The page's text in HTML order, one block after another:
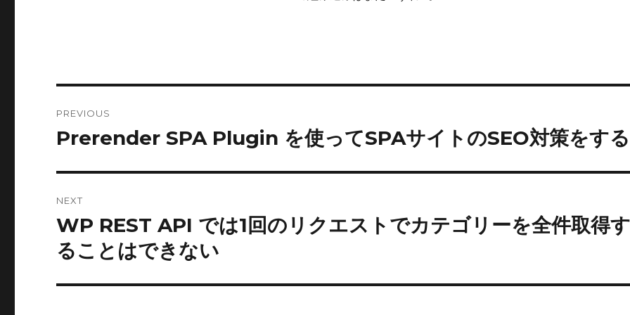
navigation
PREVIOUS
Previous
Prerender SPA Plugin を使ってSPAサイトのSEO対策をする
NEXT
Next
post:
WP REST API では1回のリクエストでカテゴリーを全件取得
ることはできない